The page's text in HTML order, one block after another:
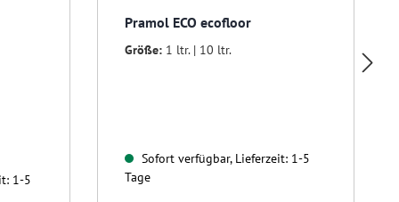
1-5
Pramol ECO ecofloor
Größe: 1 ltr. | 10 ltr.
Sofort verfügbar, Lieferzeit: 1-5
Tage